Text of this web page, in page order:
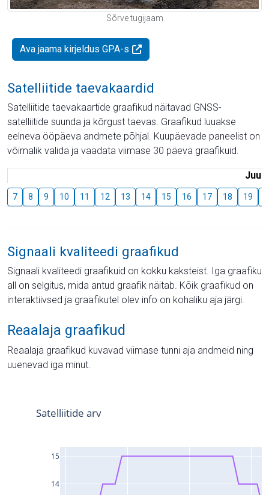
Sõrve tugijaam
Ava jaama kirjeldus GPA-s
Satelliitide taevakaardid
Satelliitide taevakaartide graafikud näitavad GNSS-
satelliitide suunda ja kõrgust taevas. Graafikud luuakse
eelneva ööpäeva andmete põhjal. Kuupäevade paneelist on
võimalik valida ja vaadata viimase 30 päeva graafikuid.
Juuli
7 8 9 10 11 12 13 14 15 16 17 18 19
Signaali kvaliteedi graafikud
Signaali kvaliteedi graafikuid on kokku kaksteist. Iga graafiku
all on selgitus, mida antud graafik näitab. Kõik graafikud on
interaktiivsed ja graafikutel olev info on kohaliku aja järgi.
Reaalaja graafikud
Reaalaja graafikud kuvavad viimase tunni aja andmeid ning
uuenevad iga minut.